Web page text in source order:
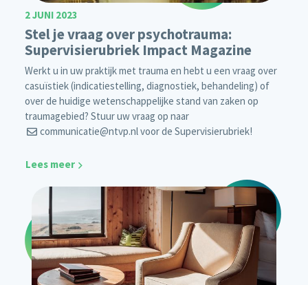
2 JUNI 2023
Stel je vraag over psychotrauma:
Supervisierubriek Impact Magazine
Werkt u in uw praktijk met trauma en hebt u een vraag over
casuïstiek (indicatiestelling, diagnostiek, behandeling) of
over de huidige wetenschappelijke stand van zaken op
traumagebied? Stuur uw vraag op naar
communicatie@ntvp.nlvoor de Supervisierubriek!
Lees meer